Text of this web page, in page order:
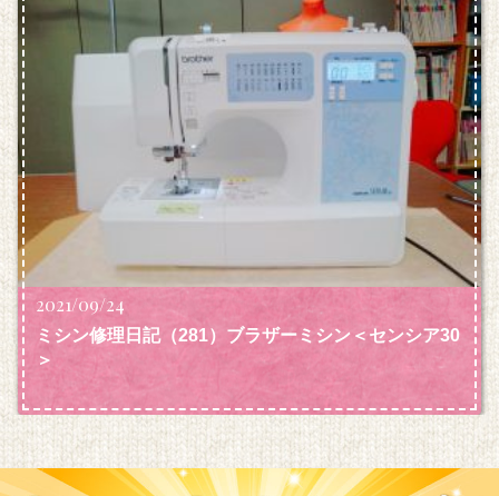
2021/09/24
ミシン修理日記（281）ブラザーミシン＜センシア30
＞